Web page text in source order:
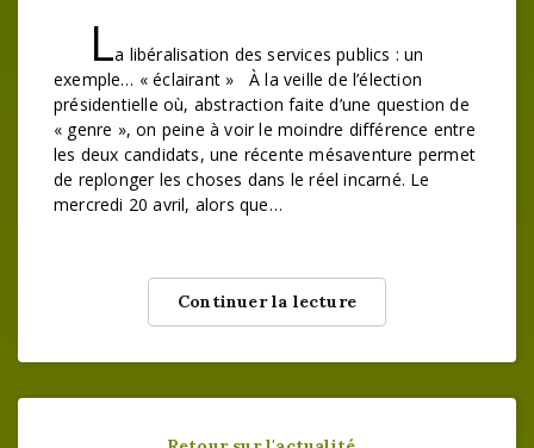
La libéralisation des services publics : un
exemple… « éclairant » À la veille de l’élection
présidentielle où, abstraction faite d’une question de
« genre », on peine à voir le moindre différence entre
les deux candidats, une récente mésaventure permet
de replonger les choses dans le réel incarné. Le
mercredi 20 avril, alors que…
Continuer la lecture